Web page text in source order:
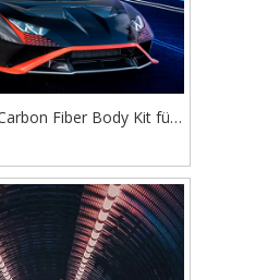
Fiber Body Kit für
Huracan